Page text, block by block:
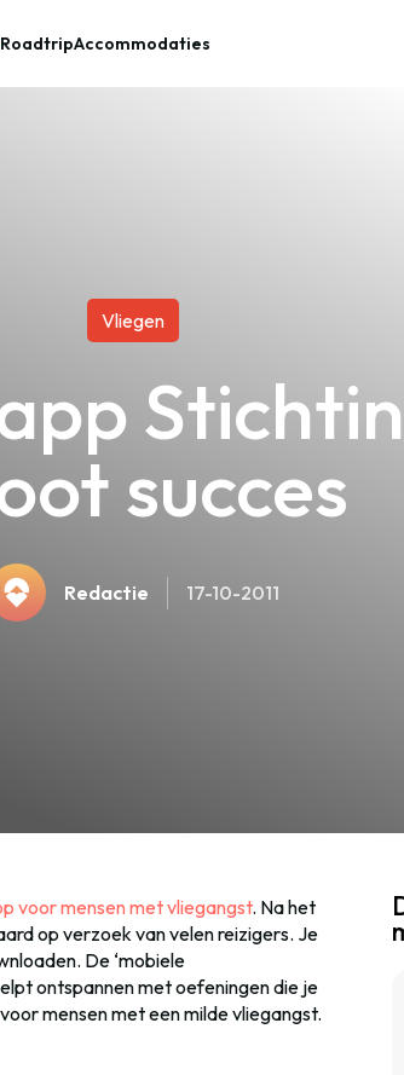
RoadtripAccommodaties
Vliegen
succes
Redactie 17-10-2011
voor mensen met vliegangst. Na het
op verzoek van velen reizigers. Je
De ‘mobiele
ontspannen met oefeningen die je
mensen met een milde vliegangst.